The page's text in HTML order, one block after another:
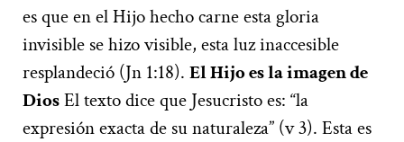
es que en el Hijo hecho carne esta gloria
invisible se hizo visible, esta luz inaccesible
resplandeció (Jn 1:18). El Hijo es la imagen de
DiosEl texto dice que Jesucristo es: “la
expresión exacta de su naturaleza” (v 3). Esta es